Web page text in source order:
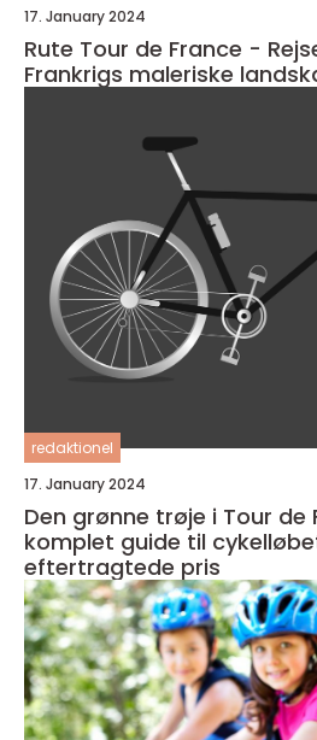
17. January 2024
Rute Tour de France -
Frankrigs maleriske
redaktionel
17. January 2024
Den grønne trøje i Tour de
komplet guide til
eftertragtede pris